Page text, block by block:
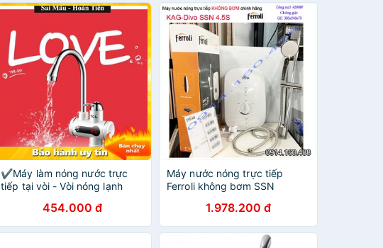
✔️Máy làm nóng nước trực
tiếp tại vòi - Vòi nóng lạnh
làm nóng nước cực nhanh -
Freeship
454.000 đ
Máy nước nóng trực tiếp
Ferroli không bơm SSN
nóng trực tiếp chống giật hiệu
suất tốt
1.978.200 đ